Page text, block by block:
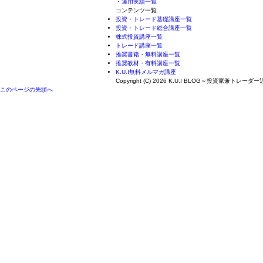
・ 運用実績一覧
コンテンツ一覧
投資・トレード基礎講座一覧
投資・トレード総合講座一覧
株式投資講座一覧
トレード講座一覧
推奨書籍・無料講座一覧
推奨教材・有料講座一覧
K.U.I無料メルマガ講座
Copyright (C) 2026 K.U.I BLOG～投資家兼トレーダー
このページの先頭へ